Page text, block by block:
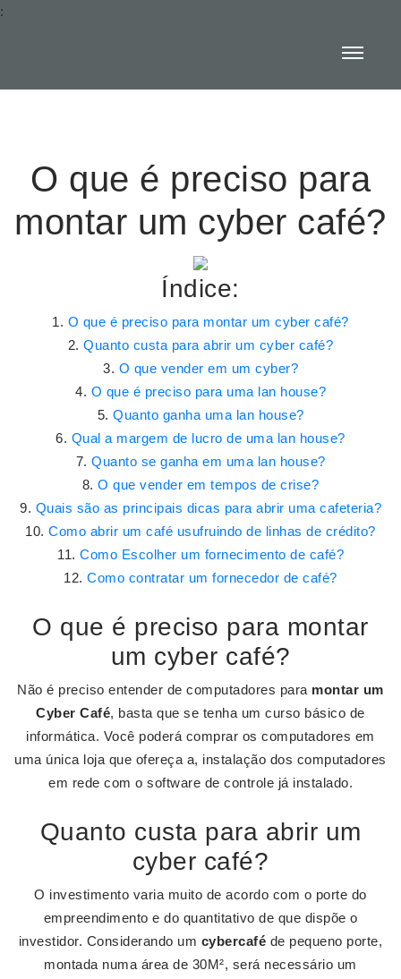
:
O que é preciso para
montar um cyber café?
Índice:
O que é preciso para montar um cyber café?
Quanto custa para abrir um cyber café?
O que vender em um cyber?
O que é preciso para uma lan house?
Quanto ganha uma lan house?
Qual a margem de lucro de uma lan house?
Quanto se ganha em uma lan house?
O que vender em tempos de crise?
Quais são as principais dicas para abrir uma cafeteria?
Como abrir um café usufruindo de linhas de crédito?
Como Escolher um fornecimento de café?
Como contratar um fornecedor de café?
O que é preciso para montar
um cyber café?
Não é preciso entender de computadores para montar um
Cyber Café, basta que se tenha um curso básico de
informática. Você poderá comprar os computadores em
uma única loja que ofereça a, instalação dos computadores
em rede com o software de controle já instalado.
Quanto custa para abrir um
cyber café?
O investimento varia muito de acordo com o porte do
empreendimento e do quantitativo de que dispõe o
investidor. Considerando um cybercafé de pequeno porte,
montada numa área de 30M², será necessário um